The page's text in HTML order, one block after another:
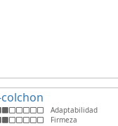
Adaptabilidad
Firmeza